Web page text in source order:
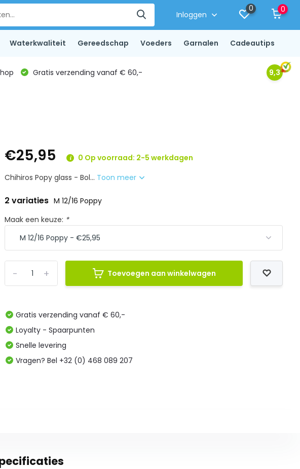
Inloggen
0 0
Waterkwaliteit Gereedschap Voeders Garnalen Cadeautips
Gratis verzending vanaf € 60,- 9,3
€25,95
0 Op voorraad: 2-5 werkdagen
Chihiros Popy glass - Bol... Toon meer
2 variaties M 12/16 Poppy
Maak een keuze: *
+
- Toevoegen aan winkelwagen
Gratis verzending vanaf € 60,-
Loyalty - Spaarpunten
Snelle levering
Vragen? Bel +32 (0) 468 089 207